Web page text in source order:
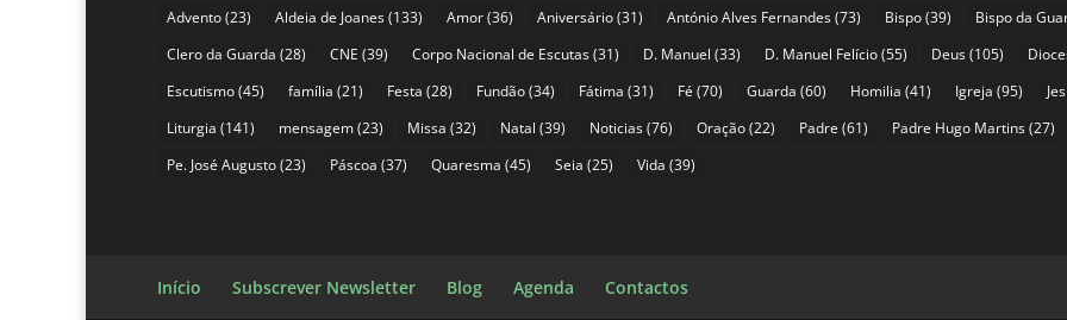
Advento(23) Aldeia de Joanes(133) Amor(36) Aniversário(31) António Alves Fernandes(73) Bispo(39)
Bispo da
Clero da Guarda (28) CNE (39) Corpo Nacional de Escutas(31) D. Manuel (33) D. Manuel Felício(55) Deus(105)
Escutismo(45) família (21) Festa (28) Fundão(34) Fátima (31) Fé (70) Guarda (60) Homilia (41) Igreja (95)
Liturgia (141) mensagem(23) Missa (32) Natal (39) Noticias(76) Oração(22) Padre (61) Padre Hugo Martins(27)
Pe. José Augusto(23) Páscoa (37) Quaresma (45) Seia (25) Vida (39)
Início Subscrever Newsletter Blog Agenda Contactos